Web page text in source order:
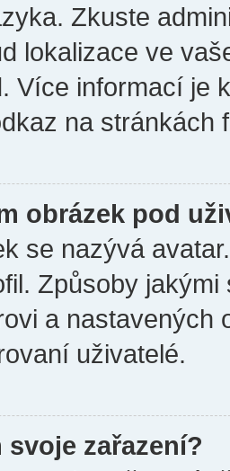
Zkuste
lokalizace ve
Více informací je
na stránkách
obrázek pod
se nazývá
Způsoby
a nastavených
uživatelé.
svoje zařazení?